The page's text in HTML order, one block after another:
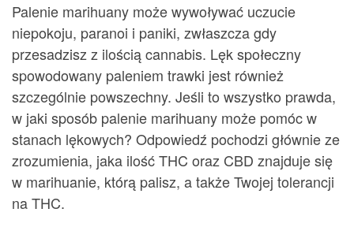
Palenie marihuany może wywoływać uczucie
niepokoju, paranoi i paniki, zwłaszcza gdy
przesadzisz z ilością cannabis. Lęk społeczny
spowodowany paleniem trawki jest również
szczególnie powszechny. Jeśli to wszystko prawda,
w jaki sposób palenie marihuany może pomóc w
stanach lękowych? Odpowiedź pochodzi głównie ze
zrozumienia, jaka ilość THC oraz CBD znajduje się
w marihuanie, którą palisz, a także Twojej tolerancji
na THC.